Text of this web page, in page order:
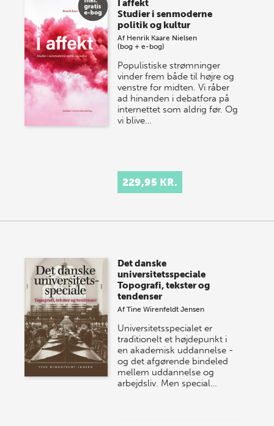
I affekt
Studier i senmoderne
politik og kultur
Af Henrik Kaare Nielsen
(bog + e-bog)
Populistiske strømninger
vinder frem både til højre og
venstre for midten. Vi råber
ad hinanden i debatfora på
internettet som aldrig før. Og
vi blive…
229,95 KR.
Det danske
universitetsspeciale
Topografi, tekster og
tendenser
AfTine Wirenfeldt Jensen
Universitetsspecialet er
traditionelt et højdepunkt i
en akademisk uddannelse -
og det afgørende bindeled
mellem uddannelse og
arbejdsliv. Men special…